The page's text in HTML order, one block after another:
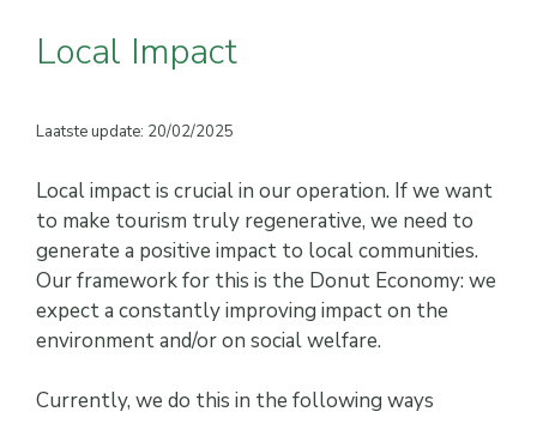
Local Impact
Laatste update: 20/02/2025
Local impact is crucial in our operation. If we want
to make tourism truly regenerative, we need to
generate a positive impact to local communities.
Our framework for this is the Donut Economy: we
expect a constantly improving impact on the
environment and/or on social welfare.
Currently, we do this in the following ways